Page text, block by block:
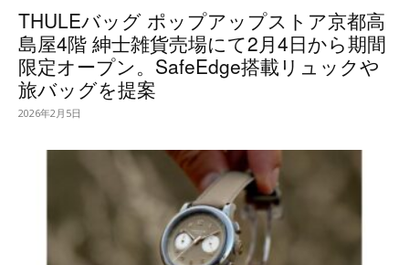
THULEバッグ ポップアップストア京都高
島屋4階 紳士雑貨売場にて2月4日から期間
限定オープン。SafeEdge搭載リュックや
旅バッグを提案
2026年2月5日